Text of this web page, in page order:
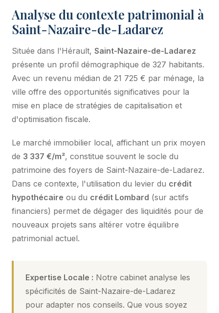
Analyse du contexte patrimonial à
Saint-Nazaire-de-Ladarez
Située dans l'Hérault, Saint-Nazaire-de-Ladarez
présente un profil démographique de 327 habitants.
Avec un revenu médian de 21 725 € par ménage, la
ville offre des opportunités significatives pour la
mise en place de stratégies de capitalisation et
d'optimisation fiscale.
Le marché immobilier local, affichant un prix moyen
de 3 337 €/m², constitue souvent le socle du
patrimoine des foyers de Saint-Nazaire-de-Ladarez.
Dans ce contexte, l'utilisation du levier du crédit
hypothécaire ou du crédit Lombard (sur actifs
financiers) permet de dégager des liquidités pour de
nouveaux projets sans altérer votre équilibre
patrimonial actuel.
Expertise Locale : Notre cabinet analyse les
spécificités de Saint-Nazaire-de-Ladarez
pour adapter nos conseils. Que vous soyez